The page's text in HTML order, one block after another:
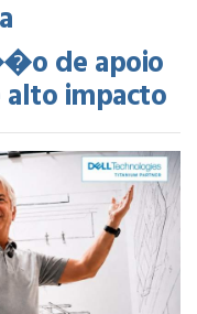
de apoio
impacto